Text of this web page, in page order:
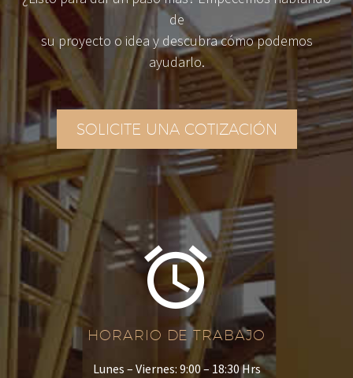
de
su proyecto o idea y descubra cómo podemos
ayudarlo.
SOLICITE UNA COTIZACIÓN


HORARIO DE TRABAJO
Lunes – Viernes: 9:00 – 18:30 Hrs